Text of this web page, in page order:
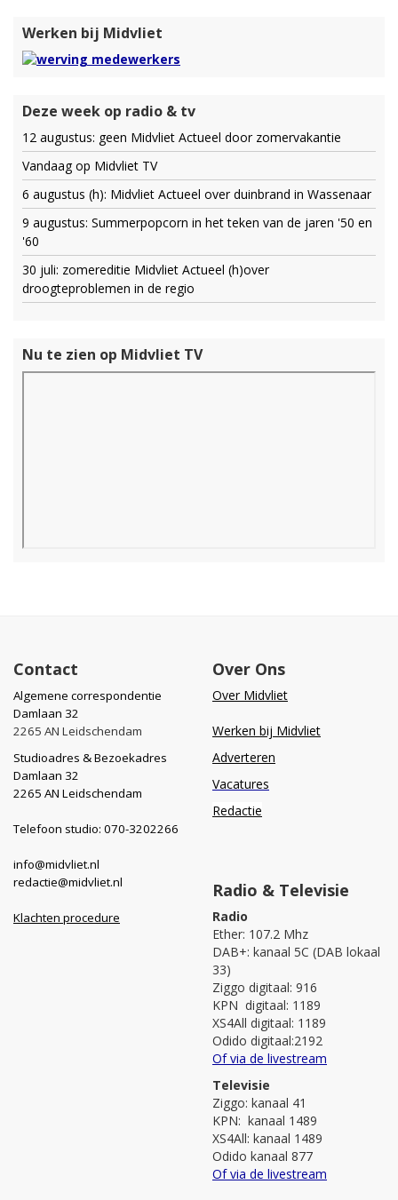
Werken bij Midvliet
Deze week op radio & tv
12 augustus: geen Midvliet Actueel door zomervakantie
Vandaag op Midvliet TV
6 augustus (h): Midvliet Actueel over duinbrand in Wassenaar
9 augustus: Summerpopcorn in het teken van de jaren '50 en
'60
30 juli: zomereditie Midvliet Actueel (h)over
droogteproblemen in de regio
Nu te zien op Midvliet TV
Contact
Algemene correspondentie
Damlaan 32
2265 AN Leidschendam
Studioadres & Bezoekadres
Damlaan 32
2265 AN Leidschendam
Telefoon studio: 070-3202266
info@midvliet.nl
redactie@midvliet.nl
Klachten procedure
Over Ons
Over Midvliet
Werken bij Midvliet
Adverteren
Vacatures
Redactie
Radio & Televisie
Radio
Ether: 107.2 Mhz
DAB+: kanaal 5C (DAB lokaal
33)
Ziggo digitaal: 916
KPN digitaal: 1189
XS4All digitaal: 1189
Odido digitaal:2192
Of via de livestream
Televisie
Ziggo: kanaal 41
KPN: kanaal 1489
XS4All: kanaal 1489
Odido kanaal 877
Of via de livestream